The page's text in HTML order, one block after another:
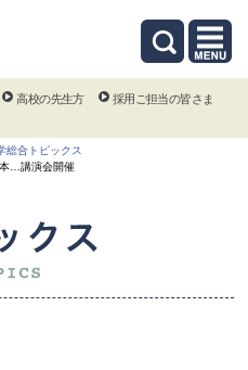
高校の先生方
採用ご担当の皆さま
総合トピックス
本…講演会開催